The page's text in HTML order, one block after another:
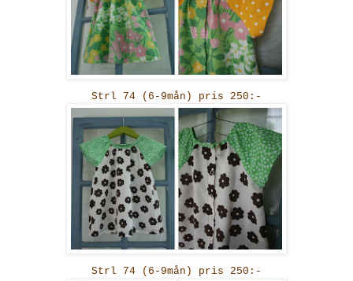
Strl 74 (6-9mån) pris 250:-
Strl 74 (6-9mån) pris 250:-